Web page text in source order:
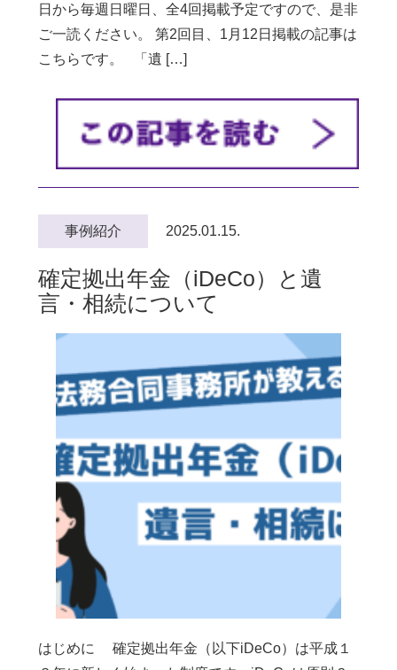
日から毎週日曜日、全4回掲載予定ですので、是非
ご一読ください。 第2回目、1月12日掲載の記事は
こちらです。 「遺 […]
事例紹介 2025.01.15.
確定拠出年金（iDeCo）と遺
言・相続について
はじめに 確定拠出年金（以下iDeCo）は平成１